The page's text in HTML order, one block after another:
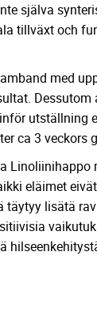
själva
tillväxt och
med
Dessutom
utställning
ca 3 veckors
Linoliinihappo
eläimet
täytyy lisätä